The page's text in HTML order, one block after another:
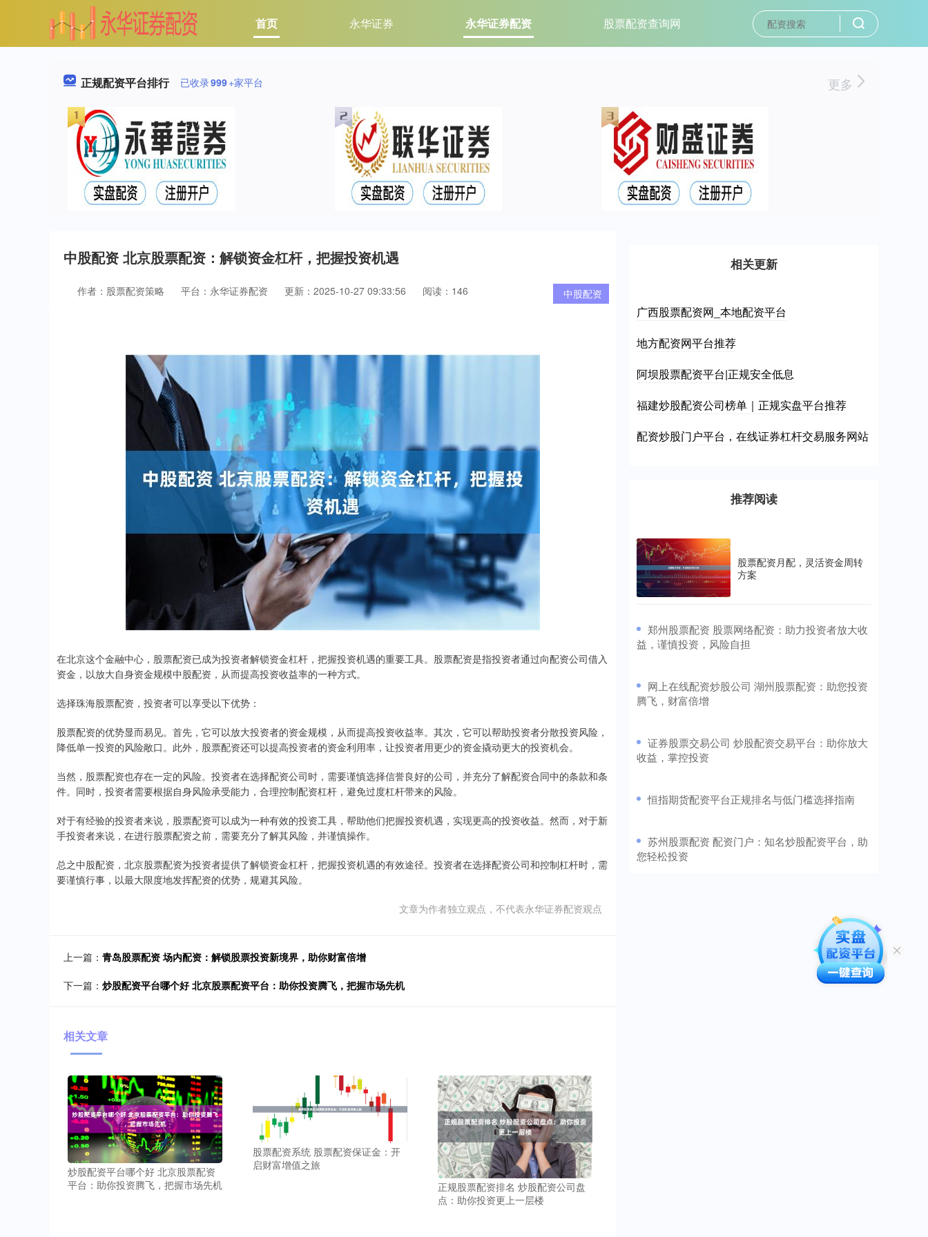
首页 永华证券 永华证券配资 股票配资查询网
正规配资平台排行 已收录999+家平台 更多
中股配资 北京股票配资：解锁资金杠杆，把握投资机遇
中股配资
作者：股票配资策略 平台：永华证券配资 更新：2025-10-27 09:33:56 阅读：146
在北京这个金融中心，股票配资已成为投资者解锁资金杠杆，把握投资机遇的重要工具。股票配资是指投资者通过向配资公司借入
资金，以放大自身资金规模中股配资，从而提高投资收益率的一种方式。
选择珠海股票配资，投资者可以享受以下优势：
股票配资的优势显而易见。首先，它可以放大投资者的资金规模，从而提高投资收益率。其次，它可以帮助投资者分散投资风险，
降低单一投资的风险敞口。此外，股票配资还可以提高投资者的资金利用率，让投资者用更少的资金撬动更大的投资机会。
当然，股票配资也存在一定的风险。投资者在选择配资公司时，需要谨慎选择信誉良好的公司，并充分了解配资合同中的条款和条
件。同时，投资者需要根据自身风险承受能力，合理控制配资杠杆，避免过度杠杆带来的风险。
对于有经验的投资者来说，股票配资可以成为一种有效的投资工具，帮助他们把握投资机遇，实现更高的投资收益。然而，对于新
手投资者来说，在进行股票配资之前，需要充分了解其风险，并谨慎操作。
总之中股配资，北京股票配资为投资者提供了解锁资金杠杆，把握投资机遇的有效途径。投资者在选择配资公司和控制杠杆时，需
要谨慎行事，以最大限度地发挥配资的优势，规避其风险。
文章为作者独立观点，不代表永华证券配资观点
上一篇： 青岛股票配资 场内配资：解锁股票投资新境界，助你财富倍增
下一篇： 炒股配资平台哪个好 北京股票配资平台：助你投资腾飞，把握市场先机
相关文章
炒股配资平台哪个好 北京股票配资
平台：助你投资腾飞，把握市场先机
股票配资系统 股票配资保证金：开
启财富增值之旅
正规股票配资排名 炒股配资公司盘
点：助你投资更上一层楼
相关更新
广西股票配资网_本地配资平台
地方配资网平台推荐
阿坝股票配资平台|正规安全低息
福建炒股配资公司榜单｜正规实盘平台推荐
配资炒股门户平台，在线证券杠杆交易服务网站
推荐阅读
股票配资月配，灵活资金周转
方案
​郑州股票配资 股票网络配资：助力投资者放大收
益，谨慎投资，风险自担
​网上在线配资炒股公司 湖州股票配资：助您投资
腾飞，财富倍增
​证券股票交易公司 炒股配资交易平台：助你放大
收益，掌控投资
​恒指期货配资平台正规排名与低门槛选择指南
​苏州股票配资 配资门户：知名炒股配资平台，助
您轻松投资